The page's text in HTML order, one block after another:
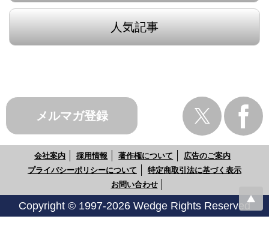
人気記事
メルマガ登録
会社案内 採用情報 著作権について
広告のご案内
プライバシーポリシーについて
特定商取引法に基づく表示
お問い合わせ
Copyright © 1997-2026 Wedge Rights Reserved